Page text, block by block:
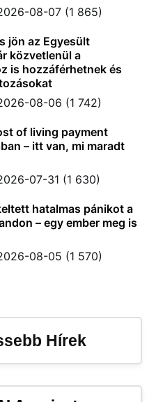
08-07 (1 865)
jön az Egyesült
közvetlenül a
is hozzáférhetnek és
08-06 (1 742)
of living payment
– itt van, mi maradt
07-31 (1 630)
hatalmas pánikot a
– egy ember meg is
08-05 (1 570)
Hírek